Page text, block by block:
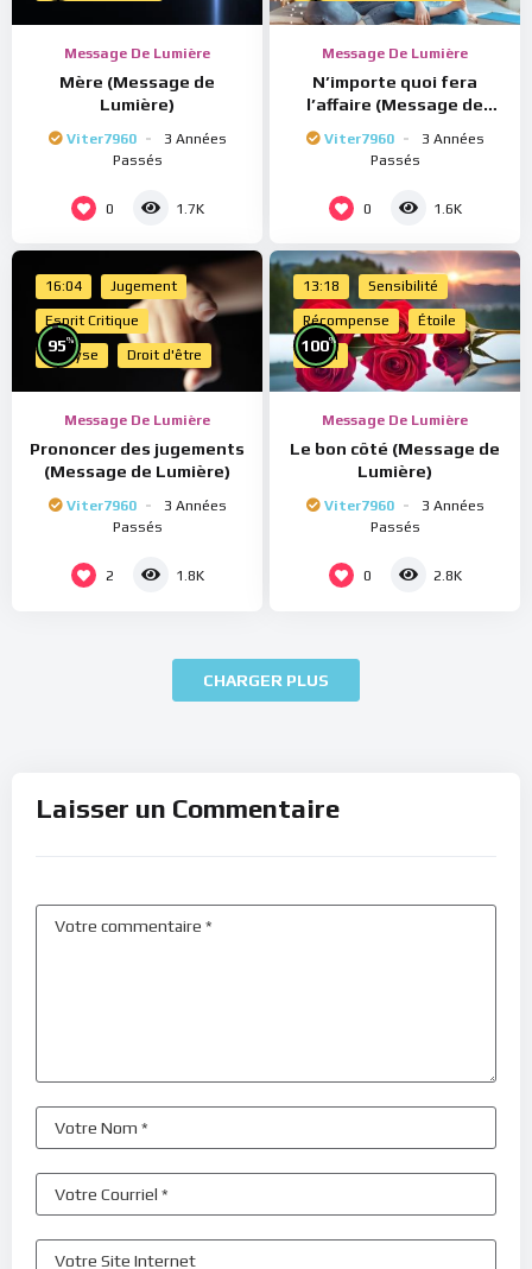
Message De Lumière
Mère (Message de
Lumière)
Viter7960
3 Années
Passés
0 1.7K
Message De Lumière
N’importe quoi fera
l’affaire (Message de
Viter7960
3 Années
Passés
0 1.6K
16:04 Jugement
Esprit Critique
Analyse Droit d'être
95%
Message De Lumière
Prononcer des jugements
(Message de Lumière)
Viter7960
3 Années
Passés
2 1.8K
13:18 Sensibilité
Récompense Étoile
Merci
100%
Message De Lumière
Le bon côté (Message de
Lumière)
Viter7960
3 Années
Passés
0 2.8K
CHARGER PLUS
Laisser un Commentaire